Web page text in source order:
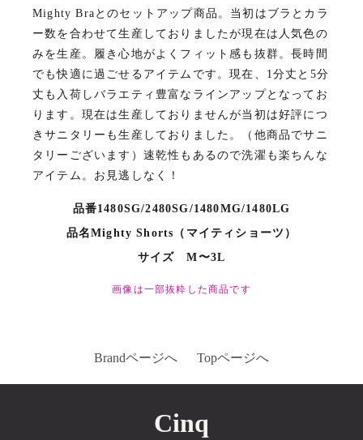
Mighty Braとのセットアップ商品。当初はブラとカラ
ー数を合わせて生産しておりましたが現在は人気色の
みを生産。履き心地がよくフィット感も抜群。長時間
でも快適に過ごせるアイテムです。現在、1分丈と5分
丈も入荷しバラエティ豊富なラインアップとなってお
ります。現在は生産しておりませんが当初は好評につ
きサニタリーも生産しておりました。（他商品でサニ
タリーございます）速乾性もあるので洗濯も楽ちんな
アイテム。お見逃しなく！
品番1480SG/2480SG/1480MG/1480LG
品名Mighty Shorts（マイティショーツ）
サイズ M〜3L
画像は一部抜粋した商品です
Brandページへ Topページへ
Cinq